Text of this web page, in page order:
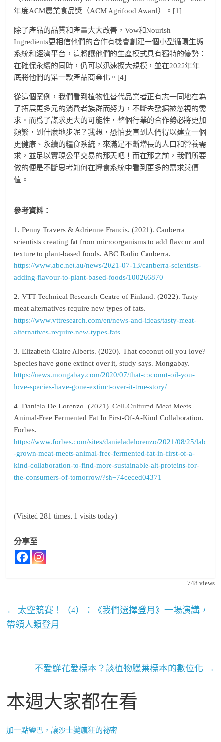
年度ACM農業食品獎（ACM Agrifood Award）。[1]
除了產品的品質和產量大大改善，Vow和Nourish
Ingredients更相信他們的合作有機會創建一個小型循環生態
系統和經濟平台，這將讓他們的生產模式具有獨特的優勢：
在確保永續的同時，仍可以迅速擴大規模，並在2022年年
底將他們的第一款產品商業化。[4]
從這個案例，我們看到植物性替代品業者正有志一同地在為
了拓展更多元的消費者族群而努力，不斷去發掘被忽視的需
求。而爲了謀求更大的可能性，整個行業的合作勢必將更加
頻繁，到什麽地步呢？我想，恐怕要直到人們得以建立一個
更健康、永續的糧食系統，來滿足不斷增長的人口和營養需
求，並足以實現公平交易的那天吧！而在那之前，我們所要
做的便是不斷思考如何在糧食系統中看到更多的需求與價
值。
參考資料：
1. Penny Travers & Adrienne Francis. (2021). Canberra
scientists creating fat from microorganisms to add flavour and
texture to plant-based foods. ABC Radio Canberra.
https://www.abc.net.au/news/2021-07-13/canberra-scientists-
adding-flavour-to-plant-based-foods/100266870
2. VTT Technical Research Centre of Finland. (2022). Tasty
meat alternatives require new types of fats.
https://www.vttresearch.com/en/news-and-ideas/tasty-meat-
alternatives-require-new-types-fats
3. Elizabeth Claire Alberts. (2020). That coconut oil you love?
Species have gone extinct over it, study says. Mongabay.
https://news.mongabay.com/2020/07/that-coconut-oil-you-
love-species-have-gone-extinct-over-it-true-story/
4. Daniela De Lorenzo. (2021). Cell-Cultured Meat Meets
Animal-Free Fermented Fat In First-Of-A-Kind Collaboration.
Forbes.
https://www.forbes.com/sites/danieladelorenzo/2021/08/25/lab
-grown-meat-meets-animal-free-fermented-fat-in-first-of-a-
kind-collaboration-to-find-more-sustainable-alt-proteins-for-
the-consumers-of-tomorrow/?sh=74ceced04371
(Visited 281 times, 1 visits today)
分享至
748 views
← 太空競賽！（4）：《我們選擇登月》一場演講，
帶領人類登月
不愛鮮花愛標本？談植物臘葉標本的數位化 →
本週大家都在看
加一點鹽巴，讓沙士變瘋狂的祕密